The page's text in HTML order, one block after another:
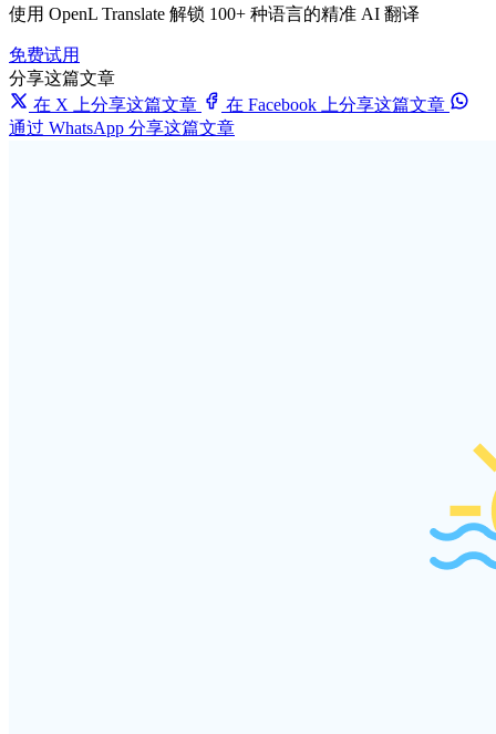
使用 OpenL Translate 解锁 100+ 种语言的精准 AI 翻译
免费试用
分享这篇文章
在 X 上分享这篇文章
在 Facebook 上分享这篇文章
通过 WhatsApp 分享这篇文章